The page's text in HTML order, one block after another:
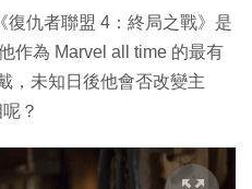
復仇者聯盟 4：終局之戰》是
作為 Marvel all time 的最有
，未知日後他會否改變主
？